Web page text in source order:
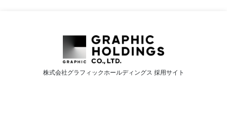
株式会社グラフィックホールディングス 採用サイト